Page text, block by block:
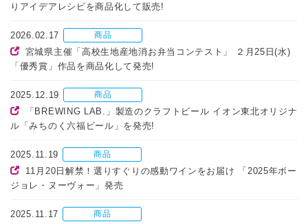
りアイデアレシピを商品化して販売!
2026.02.17 商品
宮城県主催「高校生地産地消お弁当コンテスト」 ２月25日(水)
「優秀賞」作品を商品化して発売!
2025.12.19 商品
「BREWING LAB.」製造のクラフトビール イオン東北オリジナ
ル「みちのく六福ビール」を発売!
2025.11.19 商品
11月20日解禁！選りすぐりの感動ワインをお届け 「2025年ボー
ジョレ・ヌーヴォー」発売
2025.11.17 商品